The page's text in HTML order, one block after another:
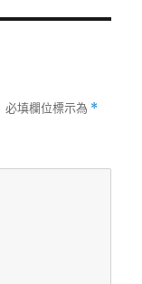
必填欄位標示為 *